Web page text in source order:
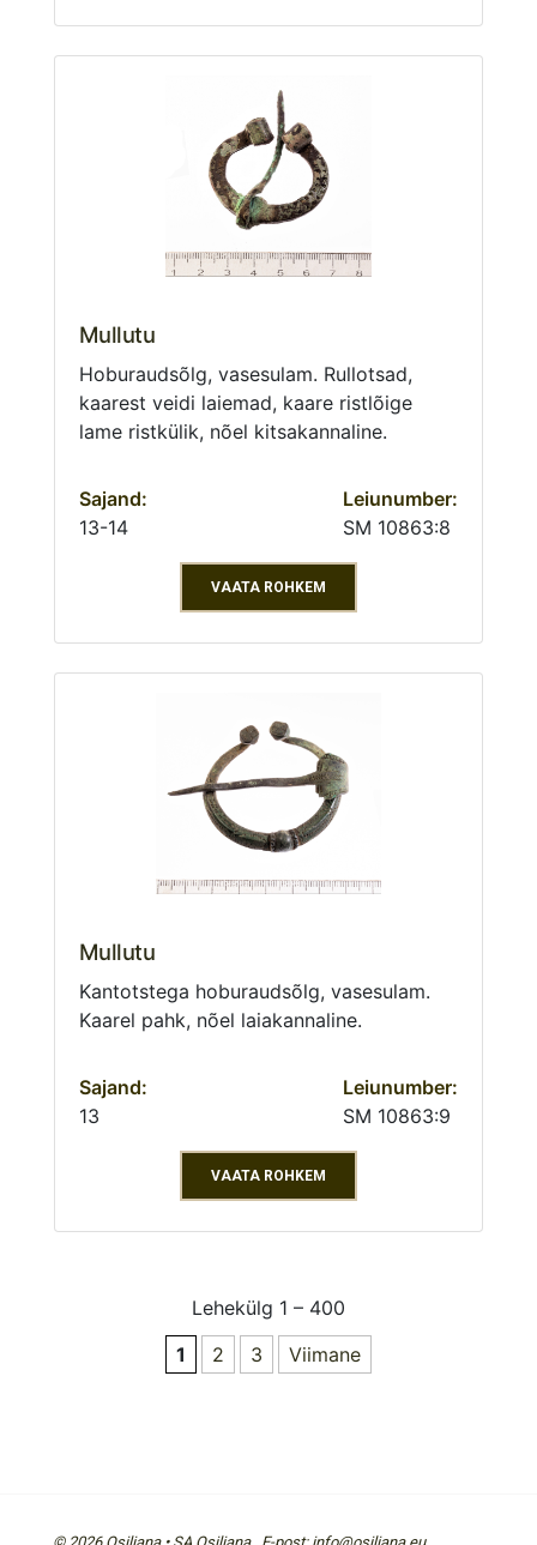
Mullutu
Hoburaudsõlg, vasesulam. Rullotsad,
kaarest veidi laiemad, kaare ristlõige
lame ristkülik, nõel kitsakannaline.
Sajand:
13-14
Leiunumber:
SM 10863:8
VAATA ROHKEM
Mullutu
Kantotstega hoburaudsõlg, vasesulam.
Kaarel pahk, nõel laiakannaline.
Sajand:
13
Leiunumber:
SM 10863:9
VAATA ROHKEM
Lehekülg 1 – 400
1
2 3 Viimane